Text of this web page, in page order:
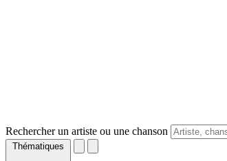
Rechercher un artiste ou une chanson
Thématiques